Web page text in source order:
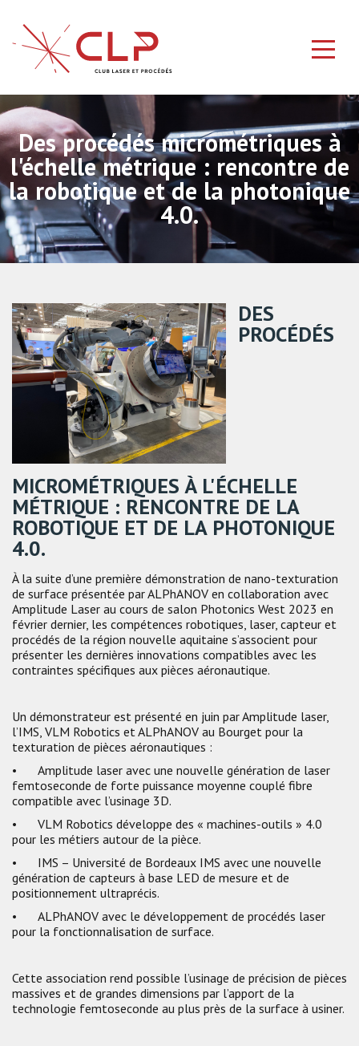
Des procédés micrométriques à
l'échelle métrique : rencontre de
la robotique et de la photonique
4.0.
DES
PROCÉDÉS
MICROMÉTRIQUES À L'ÉCHELLE
MÉTRIQUE : RENCONTRE DE LA
ROBOTIQUE ET DE LA PHOTONIQUE
4.0.
À la suite d’une première démonstration de nano-texturation
de surface présentée par ALPhANOV en collaboration avec
Amplitude Laser au cours de salon Photonics West 2023 en
février dernier, les compétences robotiques, laser, capteur et
procédés de la région nouvelle aquitaine s’associent pour
présenter les dernières innovations compatibles avec les
contraintes spécifiques aux pièces aéronautique.
Un démonstrateur est présenté en juin par Amplitude laser,
l’IMS, VLM Robotics et ALPhANOV au Bourget pour la
texturation de pièces aéronautiques :
•
Amplitude laser avec une nouvelle génération de laser
femtoseconde de forte puissance moyenne couplé fibre
compatible avec l’usinage 3D.
•
VLM Robotics développe des « machines-outils » 4.0
pour les métiers autour de la pièce.
•
IMS – Université de Bordeaux IMS avec une nouvelle
génération de capteurs à base LED de mesure et de
positionnement ultraprécis.
•
ALPhANOV avec le développement de procédés laser
pour la fonctionnalisation de surface.
Cette association rend possible l’usinage de précision de pièces
massives et de grandes dimensions par l’apport de la
technologie femtoseconde au plus près de la surface à usiner.